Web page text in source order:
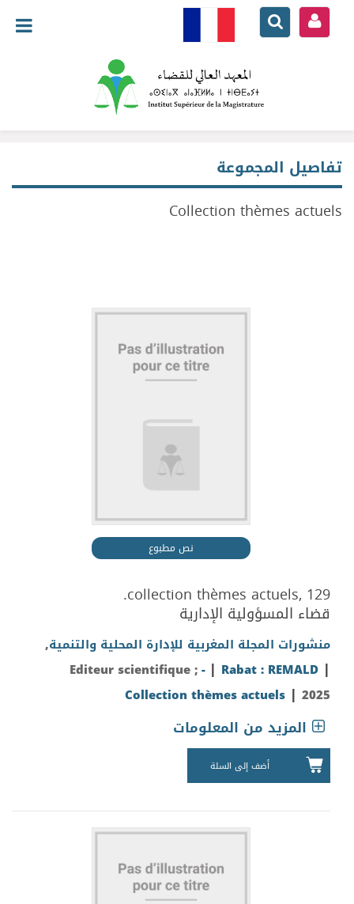
تفاصيل المجموعة
Collection thèmes actuels
نص مطبوع
collection thèmes actuels, 129.
قضاء المسؤولية الإدارية
منشورات المجلة المغربية للإدارة المحلية والتنمية,
Editeur scientifique ;- | Rabat : REMALD |
Collection thèmes actuels | 2025
المزيد من المعلومات
أضف إلى السلة